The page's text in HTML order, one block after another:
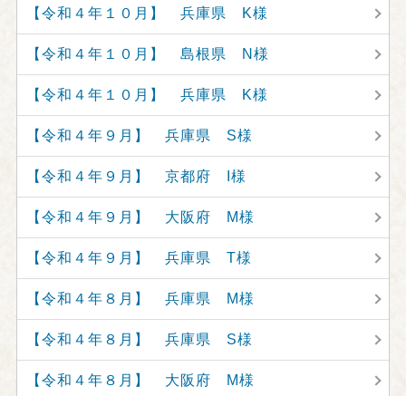
【令和４年１０月】 兵庫県 K様
【令和４年１０月】 島根県 N様
【令和４年１０月】 兵庫県 K様
【令和４年９月】 兵庫県 S様
【令和４年９月】 京都府 I様
【令和４年９月】 大阪府 M様
【令和４年９月】 兵庫県 T様
【令和４年８月】 兵庫県 M様
【令和４年８月】 兵庫県 S様
【令和４年８月】 大阪府 M様